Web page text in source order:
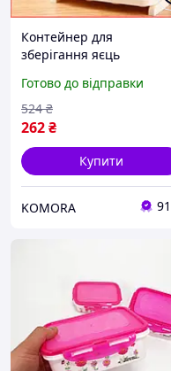
Контейнер для
зберігання яєць
холодильника 24 яйця
зручний пластиковий
лоток для кухні
Готово до відправки
262₴
524 ₴
Купити
KOMORA